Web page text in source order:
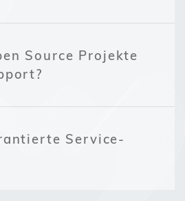
Source Projekte
Service-